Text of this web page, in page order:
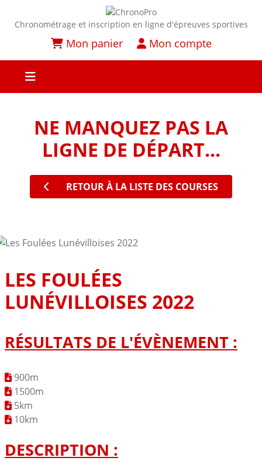
Chronométrage et inscription en ligne d'épreuves sportives
Mon panier Mon compte
NE MANQUEZ PAS LA
LIGNE DE DÉPART...
RETOUR À LA LISTE DES COURSES
LES FOULÉES
LUNÉVILLOISES 2022
RÉSULTATS DE L'ÉVÈNEMENT :
900m
1500m
5km
10km
DESCRIPTION :